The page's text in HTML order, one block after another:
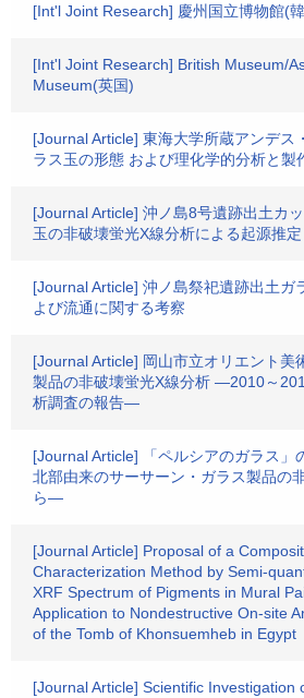
[Int'l Joint Research] 慶州国立博物館(
[Int'l Joint Research] British Museum/
Museum(英国)
[Journal Article] 東海大学所蔵アンデス
ラス玉の形態 および理化学的分析と製
[Journal Article] 沖ノ島8号遺跡出土カ
玉の非破壊蛍光X線分析による起源推定
[Journal Article] 沖ノ島祭祀遺跡出土ガ
よび流通に関する考察
[Journal Article] 岡山市立オリエント美
製品の非破壊蛍光X線分析 ―2010～
析調査の報告―
[Journal Article] 「ペルシアのガラス
北部由来のサーサーン・ガラス製品の
ら―
[Journal Article] Proposal of a
Characterization Method by Semi-
XRF Spectrum of Pigments in Mural
Application to Nondestructive On-site
of the Tomb of Khonsuemheb in Egypt
[Journal Article] Scientific Investigation